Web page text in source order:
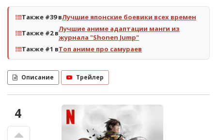
Также #39 вЛучшие японские боевики всех времен
Также #2 вЛучшие аниме адаптации манги из
журнала "Shonen Jump"
Также #1 вТоп аниме про самураев
Описание Трейлер
4